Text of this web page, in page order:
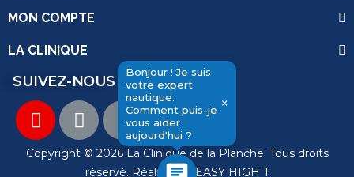
Bonjour ! Je suis
votre expert
nautique.
Comment puis-je
vous aider
aujourd'hui ?
×
MON COMPTE
LA CLINIQUE
SUIVEZ-NOUS
Copyright © 2026 La Clinique de la Planche. Tous droits
réservé. Réalisation EASY HIGH T